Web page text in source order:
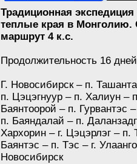
Традиционная
теплые края в Монголию.
маршрут 4 к.с.
Продолжительность 16
Г. Новосибирск – п.
п. Цэцэгнуур – п. Халиун –
Баянтоорой – п. Гурвантэс
п. Баяндалай – п.
Хархорин – г. Цэцэрлэг –
Баянтэс – п. Тэс – г.
Новосибирск